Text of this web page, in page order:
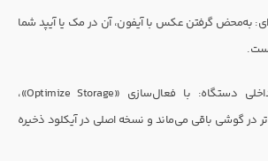
به‌محض گرفتن عکس با آیفون، آن در مک یا آیپد شما
آزادسازی فضای داخلی دستگاه: با فعال‌سازی «Optimize Storage»،
گوشی باقی می‌ماند و نسخه اصلی در آیکلود ذخیره